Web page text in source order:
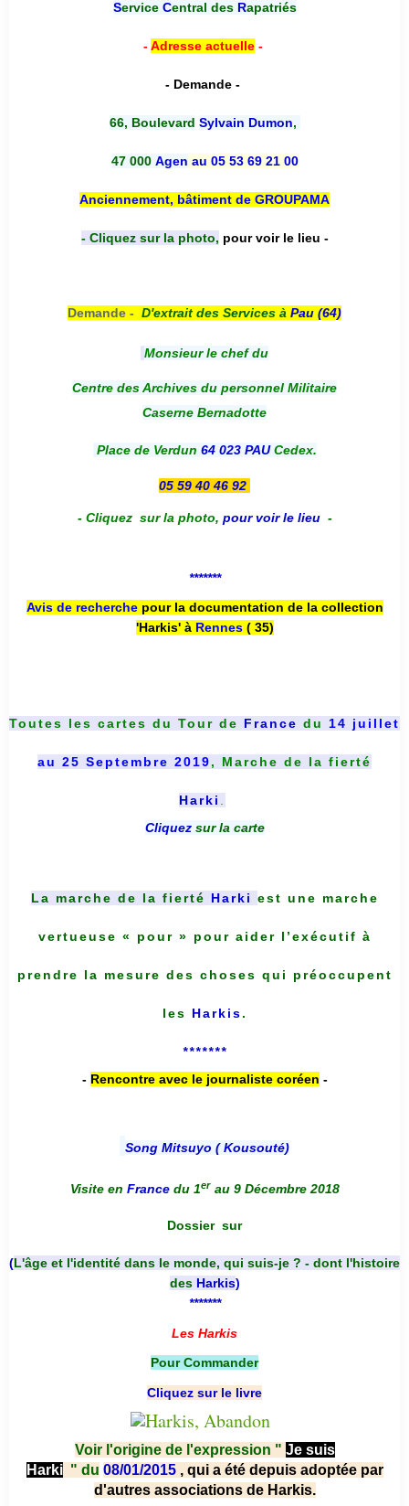
Service Central desRapatriés
-Adresse actuelle-
- Demande -
66, Boulevard Sylvain Dumon,
47 000 Agen au 05 53 69 21 00
Anciennement, bâtiment de GROUPAMA
- Cliquez sur la photo, pour voir le lieu -
Demande - D'extrait des Services à Pau (64)
Monsieur le chef du
Centre des Archives du personnel Militaire
Caserne Bernadotte
Place de Verdun 64 023 PAUCedex.
05 59 40 46 92
- Cliquez sur la photo, pour voir le lieu -
*******
Avis de recherche pour la documentation de la collection
'Harkis' à Rennes( 35)
Toutes les cartes du Tour de France du 14 juillet
au 25 Septembre 2019, Marche de la fierté
Harki
Cliquez sur la carte
La marche de la fierté Harki est une marche
vertueuse « pour » pour aider l’exécutif à
prendre la mesure des choses qui préoccupent
les Harkis.
*******
- Rencontre avec le journaliste coréen -
Song Mitsuyo ( Kousouté)
Visite en France du 1er au 9 Décembre 2018
Dossier sur
(L'âge et l'identité dans le monde, qui suis-je ? - dont l'histoire
des Harkis)
*******
Les Harkis
Pour Commander
Cliquez sur le livre
Voir l'origine de l'expression " Je suis
Harki " du 08/01/2015 , qui a été depuis adoptée par
d'autres associations de Harkis.